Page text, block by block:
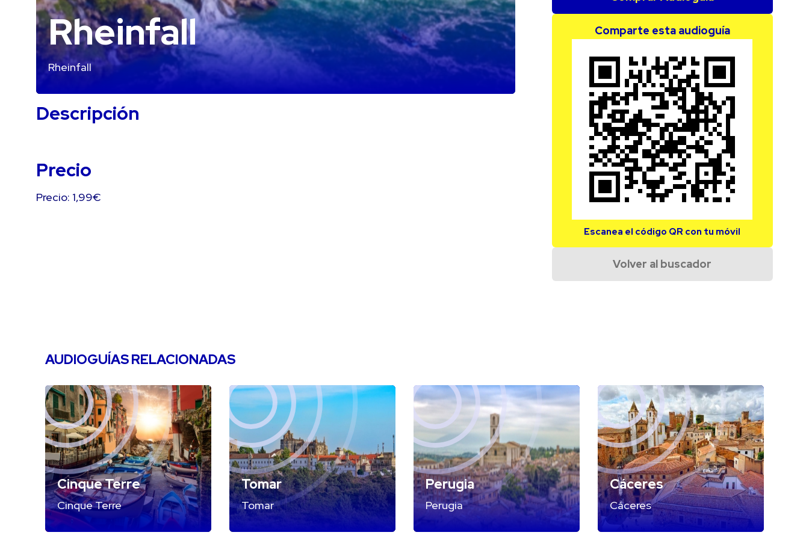
Rheinfall
Rheinfall
Descripción
Precio
Precio: 1,99€
Comparte esta audioguía
Escanea el código QR con tu móvil
Volver al buscador
AUDIOGUÍAS RELACIONADAS
Cinque Terre
Cinque Terre
Tomar
Tomar
Perugia
Perugia
Cáceres
Cáceres